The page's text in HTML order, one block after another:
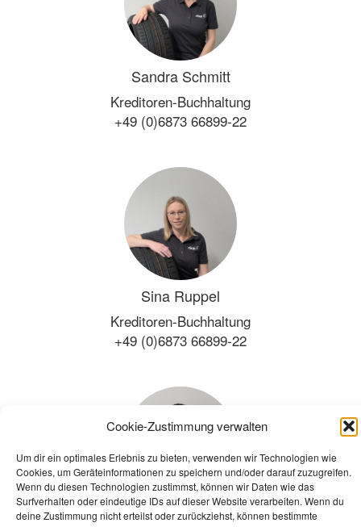
Cookie-Zustimmung verwalten
Um dir ein optimales Erlebnis zu bieten, verwenden wir Technologien wie
Cookies, um Geräteinformationen zu speichern und/oder darauf zuzugreifen.
Wenn du diesen Technologien zustimmst, können wir Daten wie das
Surfverhalten oder eindeutige IDs auf dieser Website verarbeiten. Wenn du
deine Zustimmung nicht erteilst oder zurückziehst, können bestimmte
Sandra Schmitt
Kreditoren-Buchhaltung
+49 (0)6873 66899-22
Sina Ruppel
Kreditoren-Buchhaltung
+49 (0)6873 66899-22
Mohammad Omar Al Sharbaji